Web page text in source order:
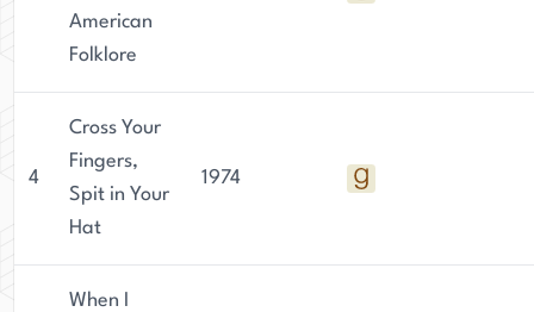
American
Folklore
4
Cross Your
Fingers,
Spit in Your
Hat
1974
When I